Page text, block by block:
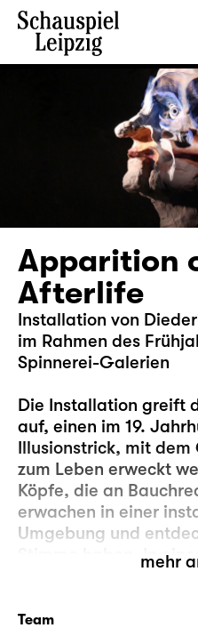
Apparition
Afterlife
Installation von
im Rahmen des
Spinnerei-Galerien
Die Installation greift
auf, einen im 19.
Illusionstrick, mit dem
zum Leben erweckt
Köpfe, die an
erwachen in einer
Umgebung und
Stimme haben. In
Kino betrachtet die
und Wirklichkeit,
mehr
Team